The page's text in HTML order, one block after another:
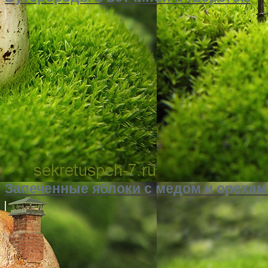
Запеченные яблоки с медом и